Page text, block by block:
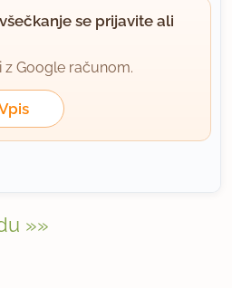
se prijavite ali
z Google računom.
»»